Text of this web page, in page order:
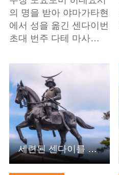
의 명을 받아 야마가타현
에서 성을 옮긴 센다이번
초대 번주 다테 마사…
기본정보 보기
세련된 센다이를 둘러보는 배고픈 사무라이 투어